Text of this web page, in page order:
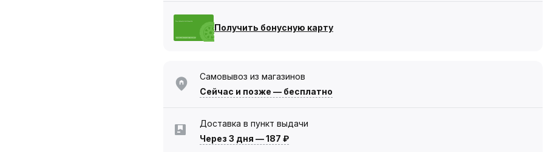
Получить бонусную карту
Самовывоз из магазинов
Сейчас и позже — бесплатно
Доставка в пункт выдачи
Через 3 дня —187 ₽